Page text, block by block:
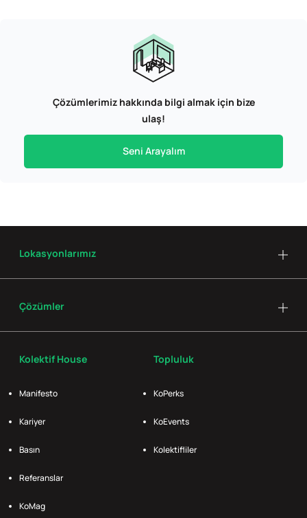
Çözümlerimiz hakkında bilgi almak için bize
ulaş!
Seni Arayalım
Kolektif House
Manifesto
Kariyer
Basın
Referanslar
KoMag
Topluluk
KoPerks
KoEvents
Kolektifliler
Lokasyonlarımız
Çözümler